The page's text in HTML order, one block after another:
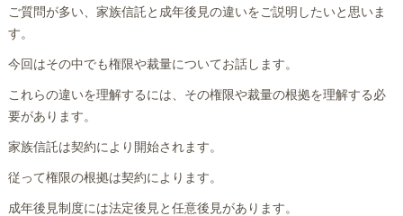
ご質問が多い、家族信託と成年後見の違いをご説明したいと思いま
す。
今回はその中でも権限や裁量についてお話します。
これらの違いを理解するには、その権限や裁量の根拠を理解する必
要があります。
家族信託は契約により開始されます。
従って権限の根拠は契約によります。
成年後見制度には法定後見と任意後見があります。